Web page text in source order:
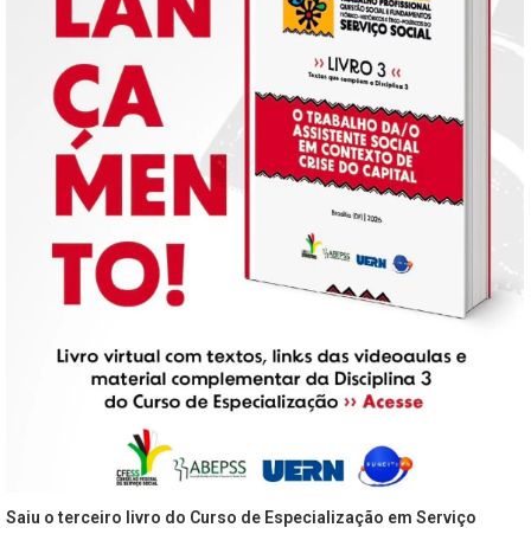
Saiu o terceiro livro do Curso de Especialização em Serviço